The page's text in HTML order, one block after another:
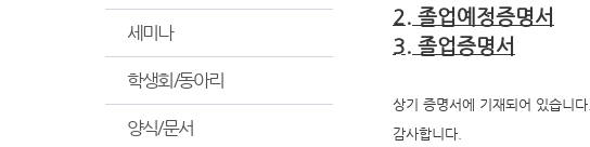
세미나
학생회/동아리
양식/문서
2. 졸업예정증명서
3. 졸업증명서
상기 증명서에 기재되어 있습니다.
감사합니다.